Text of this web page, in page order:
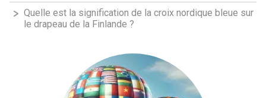
Quelle est la signification de la croix nordique bleue sur
le drapeau de la Finlande ?